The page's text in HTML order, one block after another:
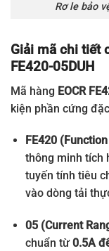
Rơ le bảo
Giải mã chi tiết
FE420-05DUH
Mã hàng EOCR
kiện phần cứng
FE420
thông minh tích
tuyến tính tiêu
vào dòng tải
05 (Current
chuẩn từ0.5A